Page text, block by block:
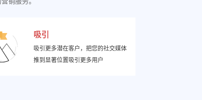
吸引
吸引更多潜在客户，把您的社交媒体
推到显著位置吸引更多用户